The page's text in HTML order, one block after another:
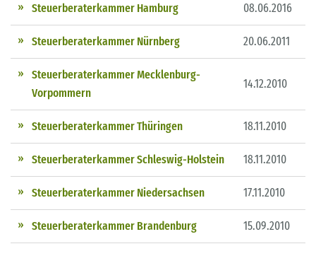
Steuerberaterkammer Hamburg 08.06.2016
Steuerberaterkammer Nürnberg 20.06.2011
Steuerberaterkammer Mecklenburg-
Vorpommern
14.12.2010
Steuerberaterkammer Thüringen 18.11.2010
Steuerberaterkammer Schleswig-Holstein 18.11.2010
Steuerberaterkammer Niedersachsen 17.11.2010
Steuerberaterkammer Brandenburg 15.09.2010